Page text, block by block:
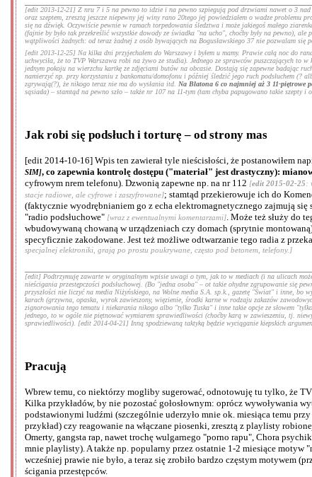
[edit 2013-12-21] Z nru 7 i 5 na pewno to idzie i na pewno szpiegują pod drzwiami nawet o 3 nad
oraz szeptem, zresztą jeszcze niepewny jej winy rano 20tego jej powiedziałem o wadze problemu
się na dźwięk. Oczywiście pewnie w ramach torpedowania śledztwa i może jakiegoś małego
(fajnie by było tak przekreślić wszystkie dowody ze świadka "na ucho", choćby były na pewno),
wątpliwości żadnych: od teraz żadnej z osób bywających na Bogusławskiego 37 nie pozwalam
[edit 2013-12-25] Na kilka dni przyjechałem do Warszawy i byłem u mamy. Prawie całą noc do
uchwyciła, że to TVP Warszawa robi na żywo ze studia). Jednego ze sprawców puszczających to
jednym pokoju na wierzchu kartkę ze zdjęciami butów na obcasie. Dostają się zapewne badając
namierzyć np. przy korzystaniu z bankomatu/domofonu i później śledzić jego ruch podsłuchem (?
zgrywają(?), że nikogo teraz nie ma do wysłania itd. Na Blatona 6 co najmniej aż 3 11-piętrowe
sąsiada) – stamtąd na pewno szło – także nr 107 na 11-tym (tam chyba papugowano takie
Jak robi się podsłuch i torturę – od strony mas
[edit 2014-10-16] Wpis ten zawierał tyle nieścisłości, że postanowiłem
SIM], co zapewnia kontrolę dostępu ("materiał" jest drastyczny):
cyfrowym nrem telefonu). Dzwonią zapewne np. na nr 112 [edit 2015-02-25:
stacje radiowe, ale cyfrowe i zaszyfrowane]; stamtąd przekierowuje ich do
(faktycznie wyodrębnianiem go z echa elektromagnetycznego zajmują
"radio podsłuchowe" [wraz z ewentualnymi komentarzami] . Może też służy do
wbudowywaną chowaną w urządzeniach czy domach (sprytnie
specyficznie zakodowane. Jest też możliwe odtwarzanie tego radia z
specjalnej elektroniki, grają po prostu poukrywane, często pod betonem, telefony.]
[edit] Podtrzymuję zawarte w oryginalnym wpisie uwagi o tym, jak to w mediach (i na ulicach
nieścigania przestępczości podsłuchowej. (Bo "jedna osoba" – ot takie ohydne zgrupowanie się
przyszłości nie liczyć na media Niżyńskiego, na Wolne media S.A. sp.k., gazetę "Świat" i inne,
karach (grzywna, opaska, wyrok zawieszony, więzienie, środki karne w rodzaju zakazów
zignorowania tego tematu i niekarania nikogo albo "tylko Tuska" i inne takie opcje ze słowem
jednego, to w ogóle nie piętnować wymiarem sprawiedliwości (choćby karą w zawieszeniu, tj.
sprawiedliwości). [edit 2014-04-21] Inną spodziewaną taktyką będzie wyciąganie kiepskich
Pracują
Wbrew temu, co niektórzy mogliby sugerować, odnotowuję tu tylko, że
Kilka przykładów, by nie pozostać gołosłownym: oprócz wywoływania
podstawionymi ludźmi (szczególnie uderzyło mnie ok. miesiąca temu
przykład) czy reagowanie na włączane piosenki, zresztą z playlisty
Omerty, gangsta rap, nawet trochę wulgarnego "porno rapu", Chora
mnie playlisty). A także np. popularny przez ostatnie 1-2 miesiące
wcześniej prawie nie było, a teraz się zrobiło bardzo częstym motywem
ścigania przestępców.